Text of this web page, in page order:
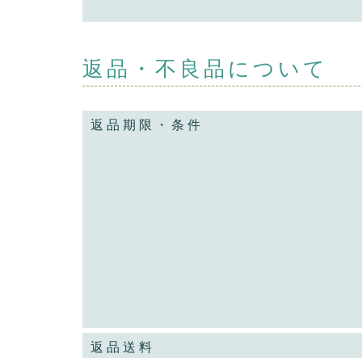
返品・不良品について
返品期限・条件
返品送料